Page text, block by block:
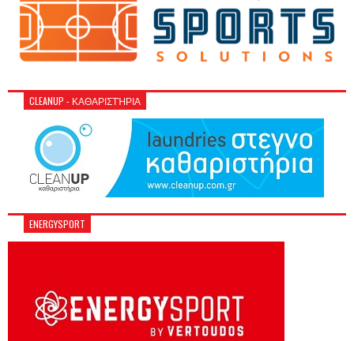
CLEANUP - ΚΑΘΑΡΙΣΤΉΡΙΑ
ENERGYSPORT